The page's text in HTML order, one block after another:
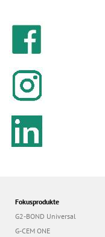
Fokusprodukte
G2-BOND Universal
G-CEM ONE